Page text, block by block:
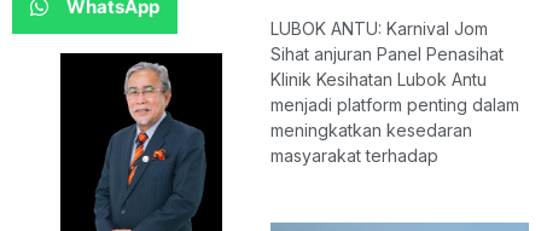
WhatsApp
LUBOK ANTU: Karnival Jom
Sihat anjuran Panel Penasihat
Klinik Kesihatan Lubok Antu
menjadi platform penting dalam
meningkatkan kesedaran
masyarakat terhadap